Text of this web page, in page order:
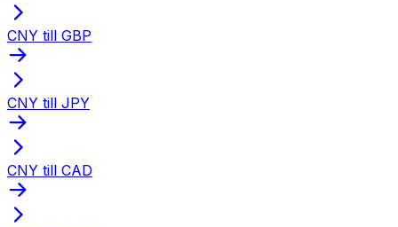
CNY till GBP
CNY till JPY
CNY till CAD